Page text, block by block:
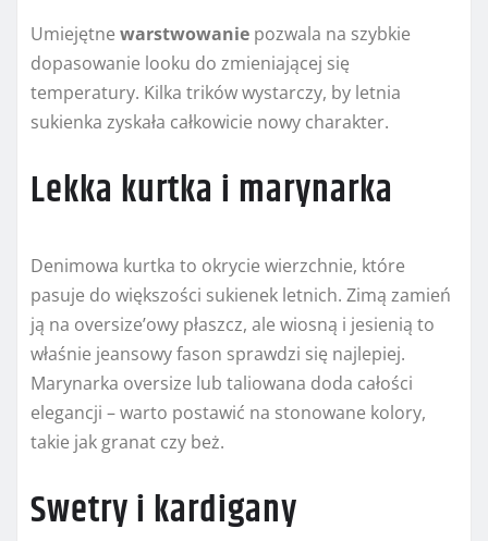
Umiejętne warstwowanie pozwala na szybkie
dopasowanie looku do zmieniającej się
temperatury. Kilka trików wystarczy, by letnia
sukienka zyskała całkowicie nowy charakter.
Lekka kurtka i marynarka
Denimowa kurtka to okrycie wierzchnie, które
pasuje do większości sukienek letnich. Zimą zamień
ją na oversize’owy płaszcz, ale wiosną i jesienią to
właśnie jeansowy fason sprawdzi się najlepiej.
Marynarka oversize lub taliowana doda całości
elegancji – warto postawić na stonowane kolory,
takie jak granat czy beż.
Swetry i kardigany